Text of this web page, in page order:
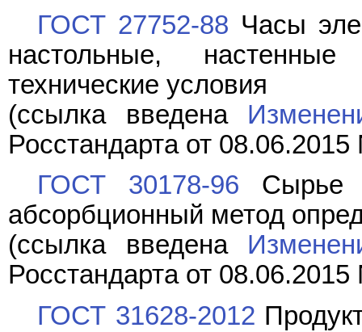
ГОСТ 27752-88 Часы
настольные,
технические условия
(ссылка введена
Росстандарта от 08.06.2015
ГОСТ 30178-96 Сырье
абсорбционный метод
(ссылка введена
Росстандарта от 08.06.2015
ГОСТ 31628-2012